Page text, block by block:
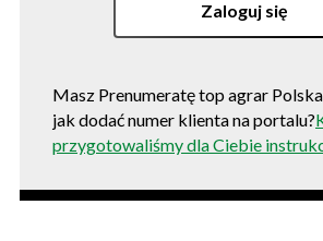
Zaloguj się
Masz Prenumeratę top agrar
jak dodać numer klienta na portalu?
przygotowaliśmy dla Ciebie